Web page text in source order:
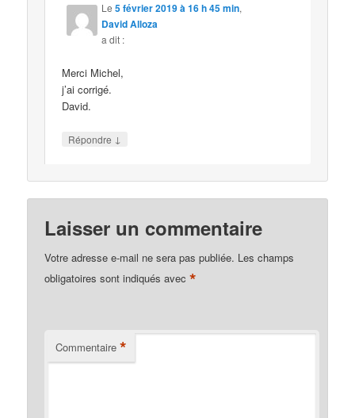
Le5 février 2019 à 16 h 45 min,
David Alloza
a dit :
Merci Michel,
j’ai corrigé.
David.
Répondre ↓
Laisser un commentaire
Votre adresse e-mail ne sera pas publiée. Les champs
obligatoires sont indiqués avec*
Commentaire *